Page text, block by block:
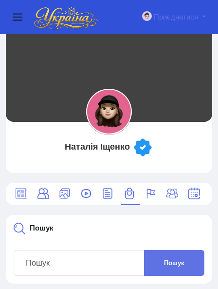
Приєднатися
Наталія Іщенко
Пошук
Пошук